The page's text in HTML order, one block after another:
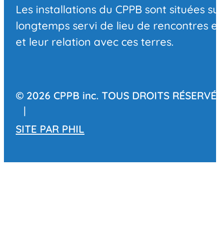
Les installations du CPPB sont situées
longtemps servi de lieu de rencontres
et leur relation avec ces terres.
© 2026 CPPB inc. TOUS DROITS
|
SITE PAR PHIL